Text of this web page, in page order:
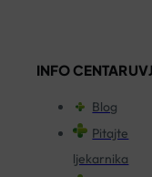
INFO CENTAR
Blog
Pitajte
ljekarnika